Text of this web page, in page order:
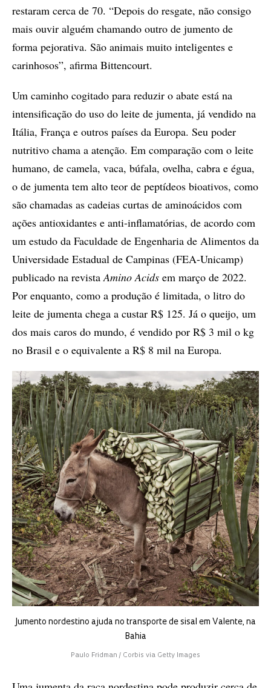
restaram cerca de 70. “Depois do resgate, não consigo
mais ouvir alguém chamando outro de jumento de
forma pejorativa. São animais muito inteligentes e
carinhosos”, afirma Bittencourt.
Um caminho cogitado para reduzir o abate está na
intensificação do uso do leite de jumenta, já vendido na
Itália, França e outros países da Europa. Seu poder
nutritivo chama a atenção. Em comparação com o leite
humano, de camela, vaca, búfala, ovelha, cabra e égua,
o de jumenta tem alto teor de peptídeos bioativos, como
são chamadas as cadeias curtas de aminoácidos com
ações antioxidantes e anti-inflamatórias, de acordo com
um estudo da Faculdade de Engenharia de Alimentos da
Universidade Estadual de Campinas (FEA-Unicamp)
publicado na revista Amino Acids em março de 2022.
Por enquanto, como a produção é limitada, o litro do
leite de jumenta chega a custar R$ 125. Já o queijo, um
dos mais caros do mundo, é vendido por R$ 3 mil o kg
no Brasil e o equivalente a R$ 8 mil na Europa.
Jumento nordestino ajuda no transporte de sisal em Valente, na
Bahia
Paulo Fridman / Corbis via Getty Images